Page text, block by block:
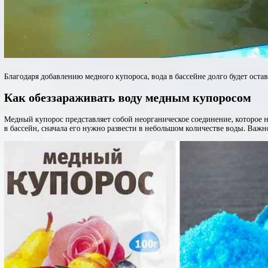
Благодаря добавлению медного купороса, вода в бассейне долго будет
Как обеззараживать воду медным купоросом
Медный купорос представляет собой неорганическое соединение,
в бассейн, сначала его нужно развести в небольшом количестве воды.